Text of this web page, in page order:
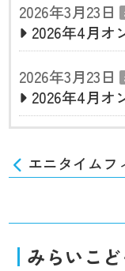
2026年3月23日
2026年4月オ
2026年3月23日
2026年4月オ
エニタイム
みらいこ